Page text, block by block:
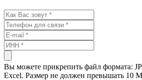
Вы можете прикрепить файл формата:
Excel. Размер не должен превышать 10